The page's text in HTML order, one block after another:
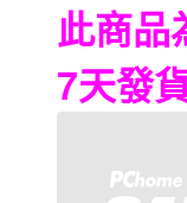
此商品
7天發